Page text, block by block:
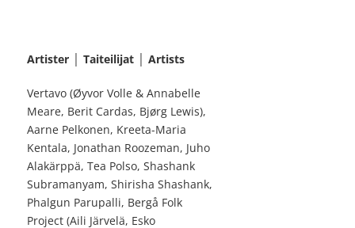
Artister │ Taiteilijat │ Artists
Vertavo (Øyvor Volle & Annabelle
Meare, Berit Cardas, Bjørg Lewis),
Aarne Pelkonen, Kreeta-Maria
Kentala, Jonathan Roozeman, Juho
Alakärppä, Tea Polso, Shashank
Subramanyam, Shirisha Shashank,
Phalgun Parupalli, Bergå Folk
Project (Aili Järvelä, Esko